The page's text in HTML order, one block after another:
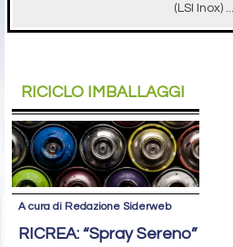
(LSI Inox) ...
RICICLO IMBALLAGGI
A cura di Redazione Siderweb
RICREA: “Spray Sereno”